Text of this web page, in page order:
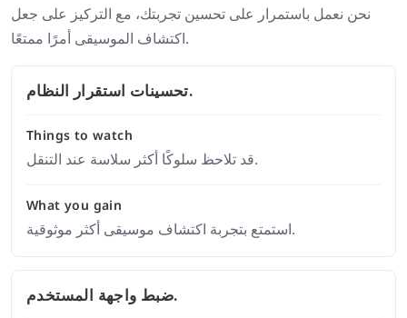
نحن نعمل باستمرار على تحسين تجربتك، مع التركيز على جعل
اكتشاف الموسيقى أمرًا ممتعًا.
تحسينات استقرار النظام.
Things to watch
قد تلاحظ سلوكًا أكثر سلاسة عند التنقل.
What you gain
استمتع بتجربة اكتشاف موسيقى أكثر موثوقية.
ضبط واجهة المستخدم.